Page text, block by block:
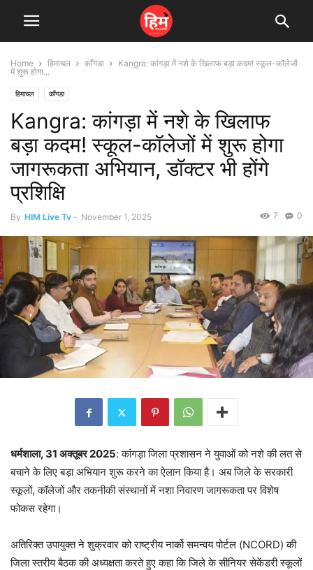
Home हिमाचल काँगडा
Kangra: कांगड़ा में नशे के खिलाफ बड़ा कदम! स्कूल-कॉलेजों
में शुरू होगा...
हिमाचल काँगडा
Kangra: कांगड़ा में नशे के खिलाफ
बड़ा कदम! स्कूल-कॉलेजों में शुरू होगा
जागरूकता अभियान, डॉक्टर भी होंगे
प्रशिक्षि
By HIM Live Tv - November 1, 2025 0
7
धर्मशाला, 31 अक्तूबर 2025: कांगड़ा जिला प्रशासन ने युवाओं को नशे की लत से
बचाने के लिए बड़ा अभियान शुरू करने का ऐलान किया है। अब जिले के सरकारी
स्कूलों, कॉलेजों और तकनीकी संस्थानों में नशा निवारण जागरूकता पर विशेष
फोकस रहेगा।
अतिरिक्त उपायुक्त ने शुक्रवार को राष्ट्रीय नार्को समन्वय पोर्टल (NCORD) की
जिला स्तरीय बैठक की अध्यक्षता करते हुए कहा कि जिले के सीनियर सेकेंडरी स्कूलों